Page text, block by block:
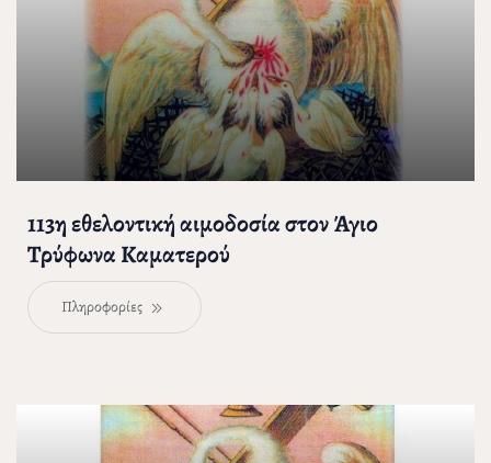
113η εθελοντική αιμοδοσία στον Άγιο
Τρύφωνα Καματερού
Πληροφορίες